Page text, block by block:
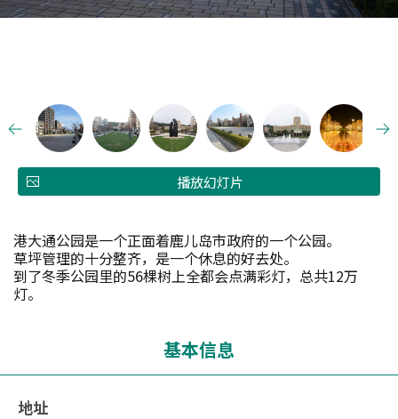
播放幻灯片
港大通公园是一个正面着鹿儿岛市政府的一个公园。
草坪管理的十分整齐，是一个休息的好去处。
到了冬季公园里的56棵树上全都会点满彩灯，总共12万
灯。
基本信息
地址